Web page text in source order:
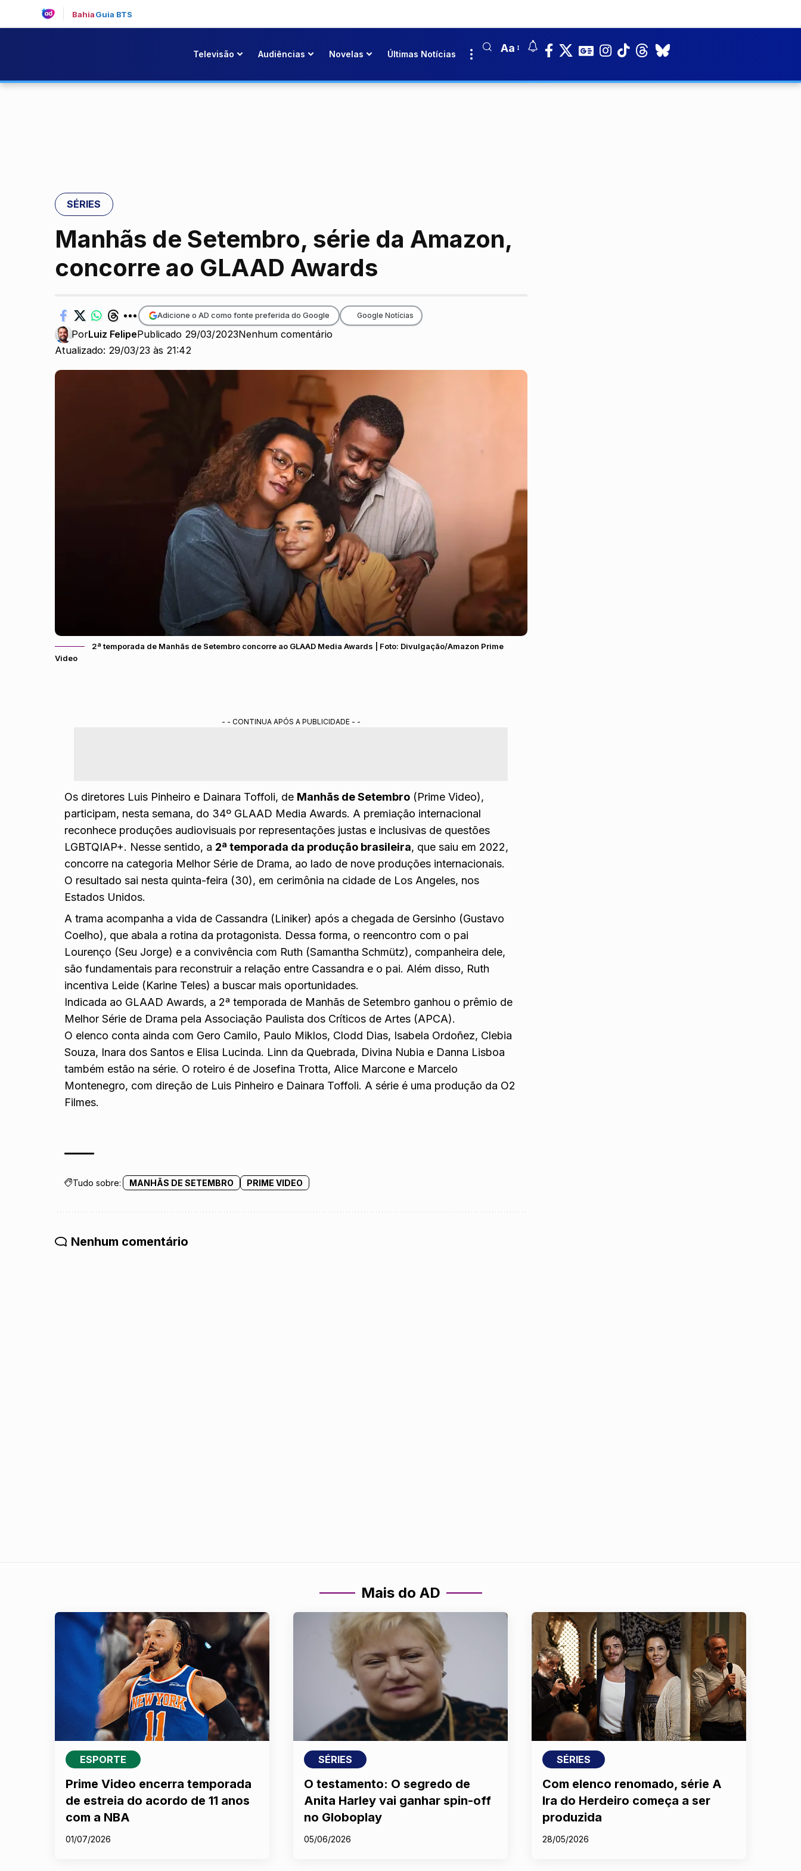
BahiaGuia BTS
Televisão Audiências Novelas Últimas Notícias Aa
SÉRIES
Manhãs de Setembro, série da Amazon,
concorre ao GLAAD Awards
Atualizado: 29/03/23 às 21:42
PorLuiz FelipePublicado 29/03/2023Nenhum comentário
Adicione o AD como fonte preferida do Google Google Notícias
2ª temporada de Manhãs de Setembro concorre ao GLAAD Media Awards | Foto: Divulgação/Amazon Prime
Video
- - CONTINUA APÓS A PUBLICIDADE - -
Os diretores Luis Pinheiro e Dainara Toffoli, de Manhãs de Setembro (Prime Video),
participam, nesta semana, do 34º GLAAD Media Awards. A premiação internacional
reconhece produções audiovisuais por representações justas e inclusivas de questões
LGBTQIAP+. Nesse sentido, a 2ª temporada da produção brasileira, que saiu em 2022,
concorre na categoria Melhor Série de Drama, ao lado de nove produções internacionais.
O resultado sai nesta quinta-feira (30), em cerimônia na cidade de Los Angeles, nos
Estados Unidos.
A trama acompanha a vida de Cassandra (Liniker) após a chegada de Gersinho (Gustavo
Coelho), que abala a rotina da protagonista. Dessa forma, o reencontro com o pai
Lourenço (Seu Jorge) e a convivência com Ruth (Samantha Schmütz), companheira dele,
são fundamentais para reconstruir a relação entre Cassandra e o pai. Além disso, Ruth
incentiva Leide (Karine Teles) a buscar mais oportunidades.
Indicada ao GLAAD Awards, a 2ª temporada de Manhãs de Setembro ganhou o prêmio de
Melhor Série de Drama pela Associação Paulista dos Críticos de Artes (APCA).
O elenco conta ainda com Gero Camilo, Paulo Miklos, Clodd Dias, Isabela Ordoñez, Clebia
Souza, Inara dos Santos e Elisa Lucinda. Linn da Quebrada, Divina Nubia e Danna Lisboa
também estão na série. O roteiro é de Josefina Trotta, Alice Marcone e Marcelo
Montenegro, com direção de Luis Pinheiro e Dainara Toffoli. A série é uma produção da O2
Filmes.
Tudo sobre: MANHÃS DE SETEMBRO PRIME VIDEO
Nenhum comentário
Mais do AD
ESPORTE
Prime Video encerra temporada
de estreia do acordo de 11 anos
com a NBA
01/07/2026
SÉRIES
O testamento: O segredo de
Anita Harley vai ganhar spin-off
no Globoplay
05/06/2026
SÉRIES
Com elenco renomado, série A
Ira do Herdeiro começa a ser
produzida
28/05/2026